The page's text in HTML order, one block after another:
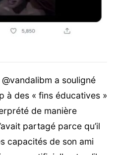
a souligné
à des « fins éducatives »
de manière
partagé parce qu’il
capacités de son ami